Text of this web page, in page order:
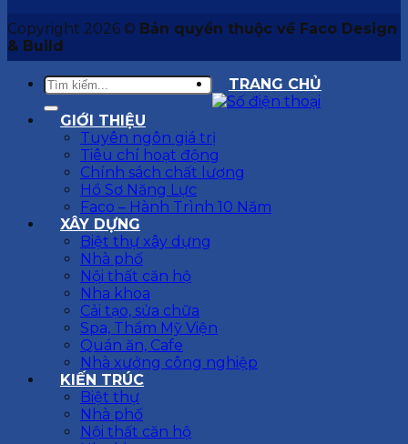
Copyright 2026 © Bản quyền thuộc về Faco Design
& Build
TRANG CHỦ
GIỚI THIỆU
Tuyên ngôn giá trị
Tiêu chí hoạt động
Chính sách chất lượng
Hồ Sơ Năng Lực
Faco – Hành Trình 10 Năm
XÂY DỰNG
Biệt thự xây dựng
Nhà phố
Nội thất căn hộ
Nha khoa
Cải tạo, sửa chữa
Spa, Thẩm Mỹ Viện
Quán ăn, Cafe
Nhà xưởng công nghiệp
KIẾN TRÚC
Biệt thự
Nhà phố
Nội thất căn hộ